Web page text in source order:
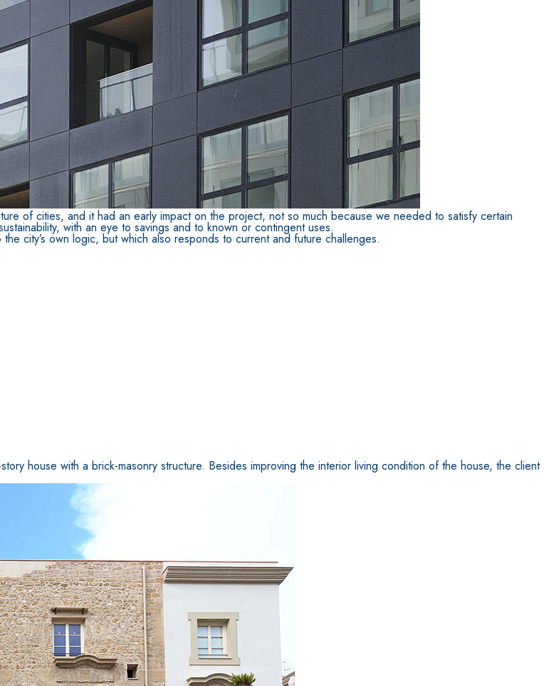
of cities, and it had an early impact on the project, not so much because we needed to satisfy certain
with an eye to savings and to known or contingent uses.
city’s own logic, but which also responds to current and future challenges.
house with a brick-masonry structure. Besides improving the interior living condition of the house, the client
Sistema FASSACOLOUR ® PITTURE
SICURA G3
Idropittura decorativa ultra opaca ad elevata qualità per interni
GYPSOTECH®GypsoLIGNUM TIPO DEFH1IR
Lastra in cartongesso